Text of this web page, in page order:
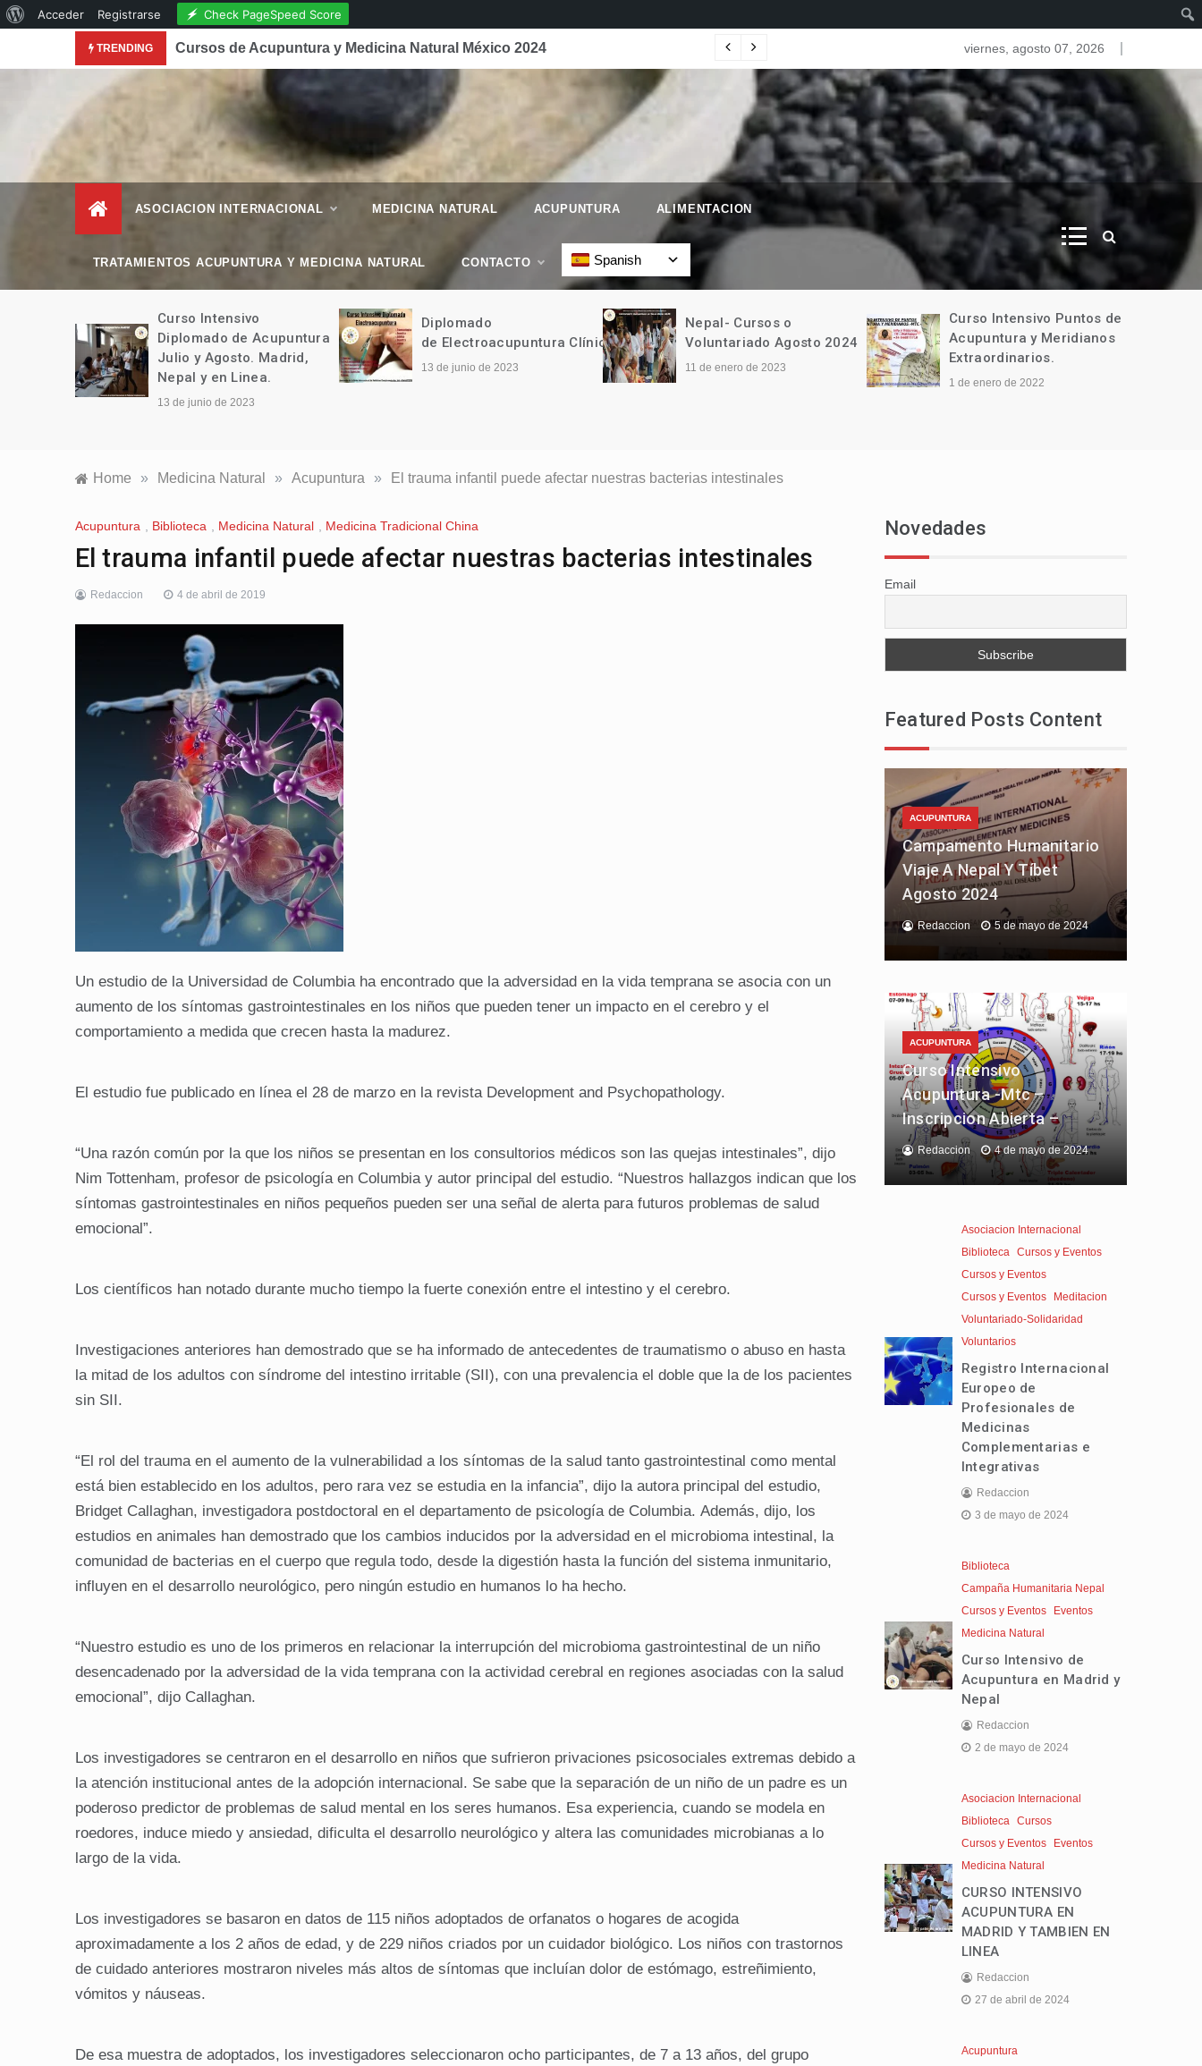
Acerca
WordPress
Acceder Registrarse Check PageSpeed Score
TRENDING Cursos de Acupuntura y Medicina Natural México 2024 Propiedades Terapéuticas de los Minerales
viernes, agosto 07, 2026
– Esencial Natura
–
Revista de Vida Natural
ASOCIACION INTERNACIONAL MEDICINA NATURAL ACUPUNTURA ALIMENTACION
TRATAMIENTOS ACUPUNTURA Y MEDICINA NATURAL CONTACTO Spanish
Curso Intensivo
Diplomado de Acupuntura
Julio y Agosto. Madrid,
Nepal y en Linea.
13 de junio de 2023
Diplomado
de Electroacupuntura Clínica
13 de junio de 2023
Nepal- Cursos o
Voluntariado Agosto 2024
11 de enero de 2023
Curso Intensivo Puntos de
Acupuntura y Meridianos
Extraordinarios.
1 de enero de 2022
Home » Medicina Natural » Acupuntura » El trauma infantil puede afectar nuestras bacterias intestinales
Acupuntura , Biblioteca , Medicina Natural , Medicina Tradicional China
El trauma infantil puede afectar nuestras bacterias intestinales
Redaccion 4 de abril de 2019
Un estudio de la Universidad de Columbia ha encontrado que la adversidad en la vida temprana se asocia con un
aumento de los síntomas gastrointestinales en los niños que pueden tener un impacto en el cerebro y el
comportamiento a medida que crecen hasta la madurez.
El estudio fue publicado en línea el 28 de marzo en la revista Development and Psychopathology.
“Una razón común por la que los niños se presentan en los consultorios médicos son las quejas intestinales”, dijo
Nim Tottenham, profesor de psicología en Columbia y autor principal del estudio. “Nuestros hallazgos indican que los
síntomas gastrointestinales en niños pequeños pueden ser una señal de alerta para futuros problemas de salud
emocional”.
Los científicos han notado durante mucho tiempo la fuerte conexión entre el intestino y el cerebro.
Investigaciones anteriores han demostrado que se ha informado de antecedentes de traumatismo o abuso en hasta
la mitad de los adultos con síndrome del intestino irritable (SII), con una prevalencia el doble que la de los pacientes
sin SII.
“El rol del trauma en el aumento de la vulnerabilidad a los síntomas de la salud tanto gastrointestinal como mental
está bien establecido en los adultos, pero rara vez se estudia en la infancia”, dijo la autora principal del estudio,
Bridget Callaghan, investigadora postdoctoral en el departamento de psicología de Columbia. Además, dijo, los
estudios en animales han demostrado que los cambios inducidos por la adversidad en el microbioma intestinal, la
comunidad de bacterias en el cuerpo que regula todo, desde la digestión hasta la función del sistema inmunitario,
influyen en el desarrollo neurológico, pero ningún estudio en humanos lo ha hecho.
“Nuestro estudio es uno de los primeros en relacionar la interrupción del microbioma gastrointestinal de un niño
desencadenado por la adversidad de la vida temprana con la actividad cerebral en regiones asociadas con la salud
emocional”, dijo Callaghan.
Los investigadores se centraron en el desarrollo en niños que sufrieron privaciones psicosociales extremas debido a
la atención institucional antes de la adopción internacional. Se sabe que la separación de un niño de un padre es un
poderoso predictor de problemas de salud mental en los seres humanos. Esa experiencia, cuando se modela en
roedores, induce miedo y ansiedad, dificulta el desarrollo neurológico y altera las comunidades microbianas a lo
largo de la vida.
Los investigadores se basaron en datos de 115 niños adoptados de orfanatos o hogares de acogida
aproximadamente a los 2 años de edad, y de 229 niños criados por un cuidador biológico. Los niños con trastornos
de cuidado anteriores mostraron niveles más altos de síntomas que incluían dolor de estómago, estreñimiento,
vómitos y náuseas.
De esa muestra de adoptados, los investigadores seleccionaron ocho participantes, de 7 a 13 años, del grupo
Novedades
Email
Featured Posts Content
ACUPUNTURA
Campamento Humanitario
Viaje A Nepal Y Tíbet
Agosto 2024
Redaccion 5 de mayo de 2024
ACUPUNTURA
Curso Intensivo
Acupuntura -Mtc –
Inscripcion Abierta –
Redaccion 4 de mayo de 2024
Asociacion Internacional
Biblioteca Cursos y Eventos
Cursos y Eventos
Cursos y Eventos
Meditacion
Voluntariado-Solidaridad
Voluntarios
Registro Internacional
Europeo de
Profesionales de
Medicinas
Complementarias e
Integrativas
Redaccion
3 de mayo de 2024
Biblioteca
Campaña Humanitaria Nepal
Cursos y Eventos
Eventos
Medicina Natural
Curso Intensivo de
Acupuntura en Madrid y
Nepal
Redaccion
2 de mayo de 2024
Asociacion Internacional
Biblioteca Cursos
Cursos y Eventos
Eventos
Medicina Natural
CURSO INTENSIVO
ACUPUNTURA EN
MADRID Y TAMBIEN EN
LINEA
Redaccion
27 de abril de 2024
Acupuntura